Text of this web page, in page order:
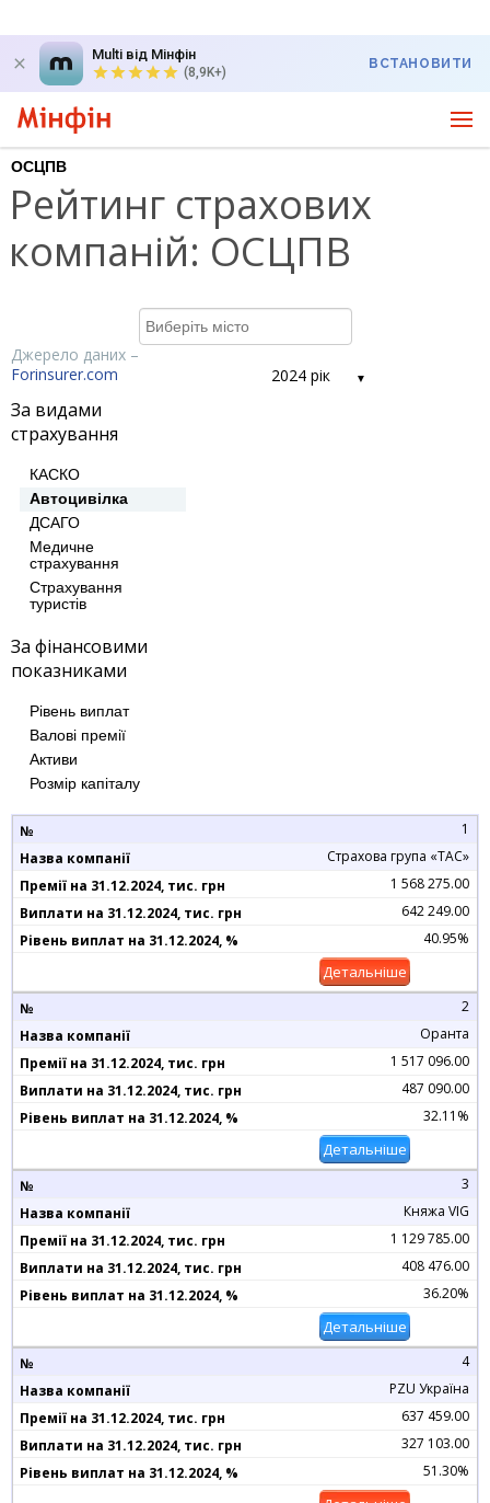
Multi від Мінфін
(8,9K+)
ВСТАНОВИТИ
ОСЦПВ
Рейтинг страхових
компаній: ОСЦПВ
2024 рік
Джерело даних –
Forinsurer.com
За видами
страхування
КАСКО
Автоцивілка
ДСАГО
Медичне
страхування
Страхування
туристів
За фінансовими
показниками
Рівень виплат
Валові премії
Активи
Розмір капіталу
1
Страхова група «ТАС»
1 568 275.00
642 249.00
40.95%
Детальніше
2
Оранта
1 517 096.00
487 090.00
32.11%
Детальніше
3
Княжа VIG
1 129 785.00
408 476.00
36.20%
Детальніше
4
PZU Україна
637 459.00
327 103.00
51.30%